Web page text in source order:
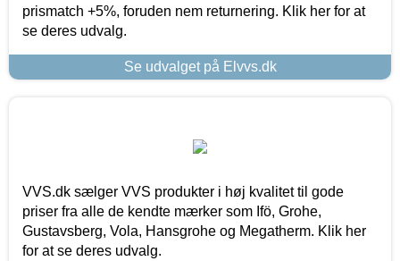
prismatch +5%, foruden nem returnering. Klik her for at
se deres udvalg.
Se udvalget på Elvvs.dk
VVS.dk sælger VVS produkter i høj kvalitet til gode
priser fra alle de kendte mærker som Ifö, Grohe,
Gustavsberg, Vola, Hansgrohe og Megatherm. Klik her
for at se deres udvalg.